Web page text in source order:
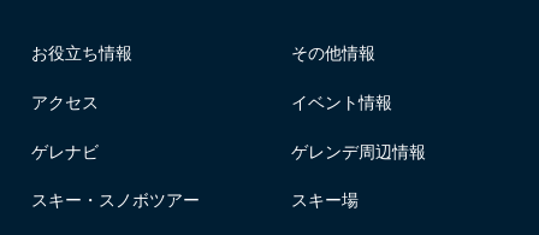
お役立ち情報 その他情報
アクセス イベント情報
ゲレナビ ゲレンデ周辺情報
スキー・スノボツアー スキー場